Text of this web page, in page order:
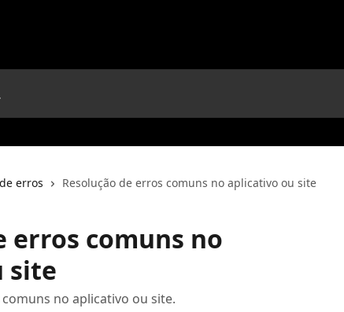
erros Resolução de erros comuns no aplicativo ou site
erros comuns no
site
no aplicativo ou site.